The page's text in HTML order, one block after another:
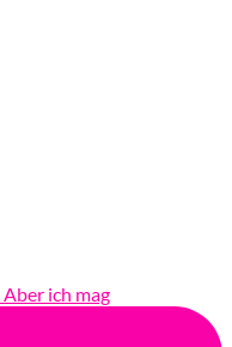
Aber ich mag